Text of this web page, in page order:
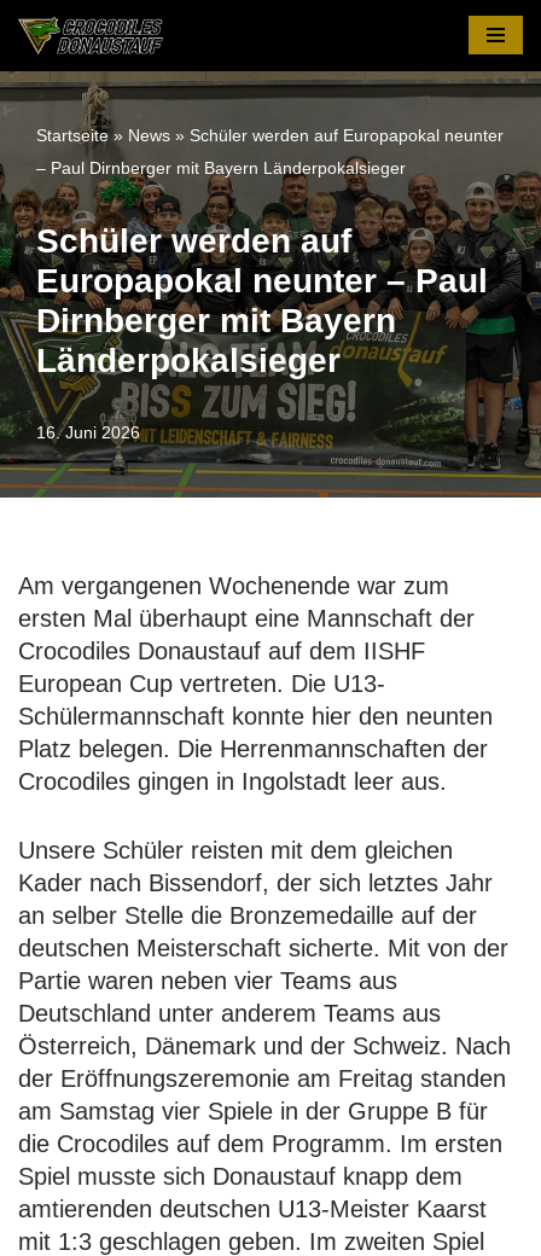
Zum
Inhalt
springen
Startseite » News » Schüler werden auf Europapokal neunter
– Paul Dirnberger mit Bayern Länderpokalsieger
Schüler werden auf
Europapokal neunter – Paul
Dirnberger mit Bayern
Länderpokalsieger
16. Juni 2026
Am vergangenen Wochenende war zum
ersten Mal überhaupt eine Mannschaft der
Crocodiles Donaustauf auf dem IISHF
European Cup vertreten. Die U13-
Schülermannschaft konnte hier den neunten
Platz belegen. Die Herrenmannschaften der
Crocodiles gingen in Ingolstadt leer aus.
Unsere Schüler reisten mit dem gleichen
Kader nach Bissendorf, der sich letztes Jahr
an selber Stelle die Bronzemedaille auf der
deutschen Meisterschaft sicherte. Mit von der
Partie waren neben vier Teams aus
Deutschland unter anderem Teams aus
Österreich, Dänemark und der Schweiz. Nach
der Eröffnungszeremonie am Freitag standen
am Samstag vier Spiele in der Gruppe B für
die Crocodiles auf dem Programm. Im ersten
Spiel musste sich Donaustauf knapp dem
amtierenden deutschen U13-Meister Kaarst
mit 1:3 geschlagen geben. Im zweiten Spiel